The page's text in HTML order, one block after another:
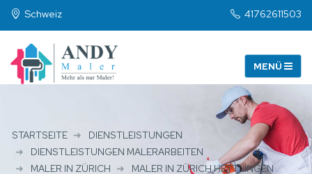
Schweiz 41762611503
STARTSEITE
DIENSTLEISTUNGEN
DIENSTLEISTUNGEN MALERARBEITEN
MALER IN ZÜRICH
MALER IN ZÜRICH HETTLINGEN